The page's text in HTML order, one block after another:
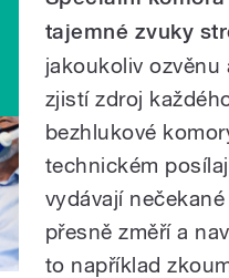
tajemné zvuky
jakoukoliv ozvěnu
zjistí zdroj
bezhlukové
technickém
vydávají
přesně změří a
to například